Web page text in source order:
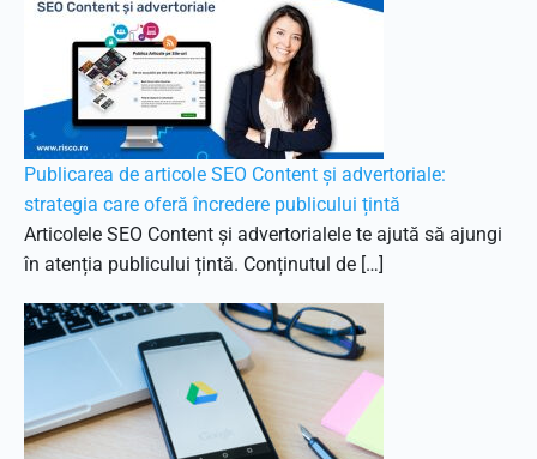
Publicarea de articole SEO Content și advertoriale:
strategia care oferă încredere publicului țintă
Articolele SEO Content și advertorialele te ajută să ajungi
în atenția publicului țintă. Conținutul de […]